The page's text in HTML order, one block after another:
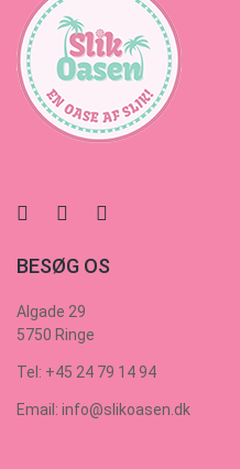
BESØG OS
Algade 29
5750 Ringe
Tel: +45 24 79 14 94
Email: info@slikoasen.dk